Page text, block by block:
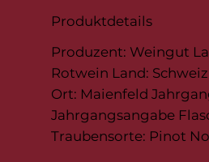
Produktdetails
Produzent: Weingut
Rotwein Land:
Ort: Maienfeld
Jahrgangsangabe
Traubensorte: Pinot